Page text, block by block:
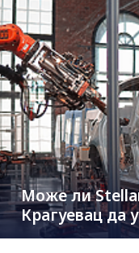
Може ли
Крагуевац да